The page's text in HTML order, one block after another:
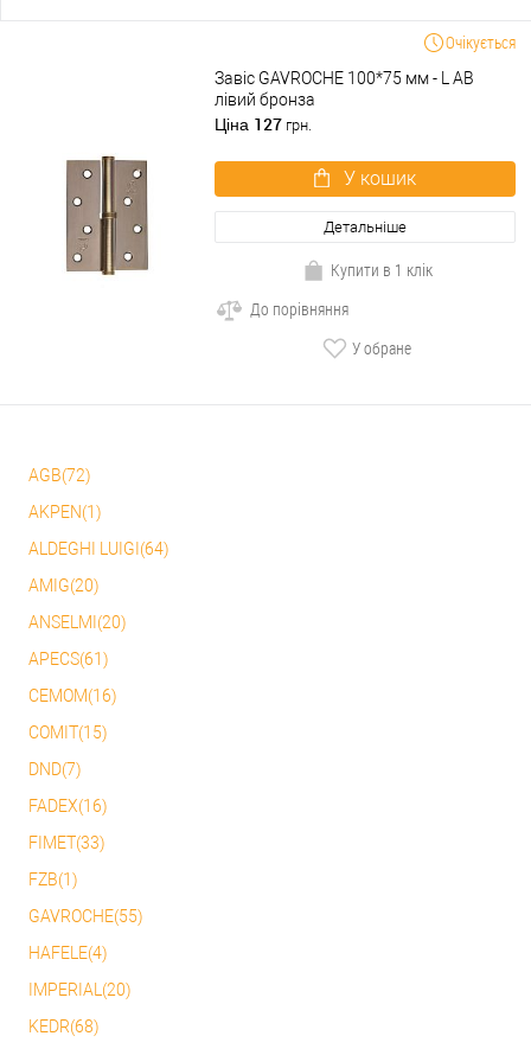
Очікується
Завіс GAVROCHE 100*75 мм - L АВ
лівий бронза
Ціна 127 грн.
У кошик
Детальніше
Купити в 1 клік
До порівняння
У обране
AGB(72)
AKPEN(1)
ALDEGHI LUIGI(64)
AMIG(20)
ANSELMI(20)
APECS(61)
CEMOM(16)
COMIT(15)
DND(7)
FADEX(16)
FIMET(33)
FZB(1)
GAVROCHE(55)
HAFELE(4)
IMPERIAL(20)
KEDR(68)